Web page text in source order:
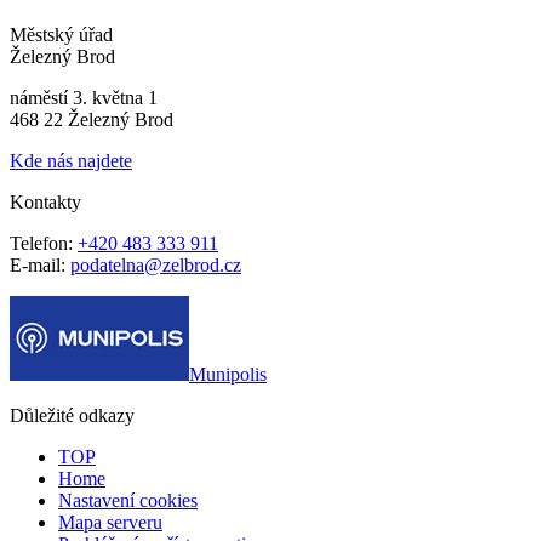
Městský úřad
Železný Brod
náměstí 3. května 1
468 22 Železný Brod
Kde nás najdete
Kontakty
Telefon: +420 483 333 911
E-mail: podatelna@zelbrod.cz
Munipolis
Důležité odkazy
TOP
Home
Nastavení cookies
Mapa serveru